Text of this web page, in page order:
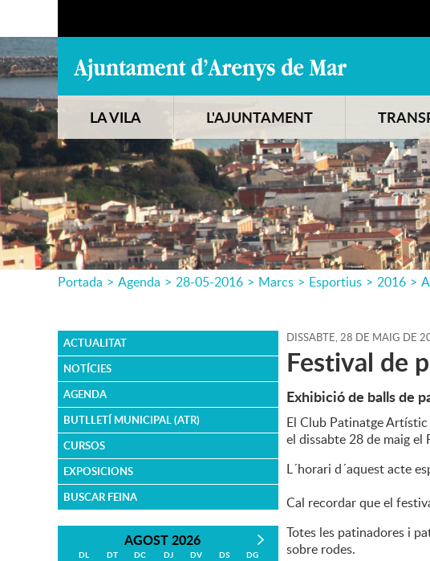
LA VILA L'AJUNTAMENT
Portada > Agenda > 28-05-2016 > Marcs > Esportius > 2016 >
ACTUALITAT
NOTÍCIES
AGENDA
BUTLLETÍ MUNICIPAL (ATR)
CURSOS
EXPOSICIONS
BUSCAR FEINA
AGOST 2026
DL DT DC DJ DV DS DG
DISSABTE,28 DE MAIG DE
Festival de
Exhibició de balls de
El Club Patinatge
el dissabte 28 de maig
L´horari d´aquest acte
Cal recordar que el
Totes les patinadores i
sobre rodes.